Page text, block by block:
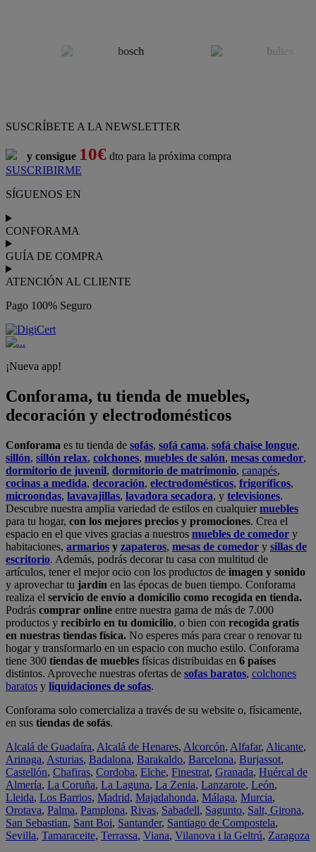
SUSCRÍBETE A LA NEWSLETTER
y consigue 10€ dto para la próxima compra
SUSCRIBIRME
SÍGUENOS EN
CONFORAMA
GUÍA DE COMPRA
ATENCIÓN AL CLIENTE
Pago 100% Seguro
¡Nueva app!
Conforama, tu tienda de muebles,
decoración y electrodomésticos
Conforama es tu tienda de sofás, sofá cama, sofá chaise longue,
sillón, sillón relax, colchones, muebles de salón, mesas comedor,
dormitorio de juvenil, dormitorio de matrimonio, canapés,
cocinas a medida, decoración, electrodomésticos, frigoríficos,
microondas, lavavajillas, lavadora secadora, y televisiones.
Descubre nuestra amplia variedad de estilos en cualquiermuebles
para tu hogar, con los mejores precios y promociones. Crea el
espacio en el que vives gracias a nuestros muebles de comedor y
habitaciones, armarios y zapateros, mesas de comedor y sillas de
escritorio. Además, podrás decorar tu casa con multitud de
artículos, tener el mejor ocio con los productos de imagen y sonido
y aprovechar tu jardín en las épocas de buen tiempo. Conforama
realiza el servicio de envío a domicilio como recogida en tienda.
Podrás comprar online entre nuestra gama de más de 7.000
productos y recibirlo en tu domicilio, o bien con recogida gratis
en nuestras tiendas física. No esperes más para crear o renovar tu
hogar y transformarlo en un espacio con mucho estilo. Conforama
tiene 300 tiendas de muebles físicas distribuidas en 6 países
distintos. Aproveche nuestras ofertas de sofas baratos, colchones
baratos y liquidaciones de sofas.
Conforama solo comercializa a través de su website o, físicamente,
en sus tiendas de sofás.
Alcalá de Guadaíra, Alcalá de Henares, Alcorcón, Alfafar, Alicante,
Arinaga, Asturias, Badalona, Barakaldo, Barcelona, Burjassot,
Castellón, Chafiras, Cordoba, Elche, Finestrat, Granada, Huércal de
Almería, La Coruña, La Laguna, La Zenia, Lanzarote, León,
Lleida, Los Barrios, Madrid, Majadahonda, Málaga, Murcia,
Orotava, Palma, Pamplona, Rivas, Sabadell, Sagunto, Salt, Girona,
San Sebastian, Sant Boi, Santander, Santiago de Compostela,
Sevilla, Tamaraceite, Terrassa, Viana, Vilanova i la Geltrú, Zaragoza